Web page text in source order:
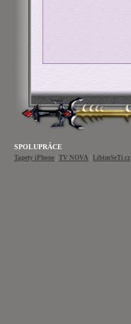
SPOLUPRÁCE
Tapety iPhone TV NOVA LibimSeTi.cz